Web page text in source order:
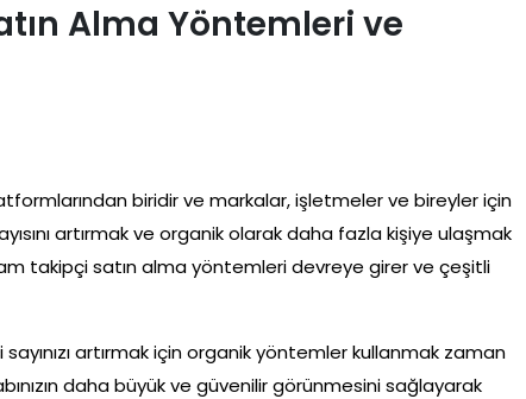
Alma Yöntemleri ve
biridir ve markalar, işletmeler ve bireyler için
artırmak ve organik olarak daha fazla kişiye ulaşmak
takipçi satın alma yöntemleri devreye girer ve çeşitli
artırmak için organik yöntemler kullanmak zaman
daha büyük ve güvenilir görünmesini sağlayarak